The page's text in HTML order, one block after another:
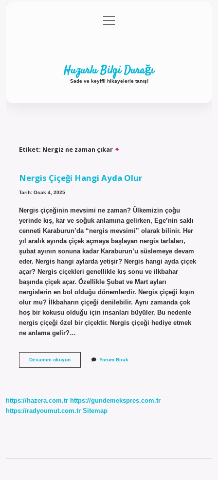
Gizlilik Politikası
menüyü
aç
Huzurlu Bilgi Durağı
Sade ve keyifli hikayelerle tanış!
Etiket: Nergiz ne zaman çıkar
Nergis Çiçeği Hangi Ayda Olur
Tarih: Ocak 4, 2025
Nergis çiçeğinin mevsimi ne zaman? Ülkemizin çoğu
yerinde kış, kar ve soğuk anlamına gelirken, Ege’nin saklı
cenneti Karaburun’da “nergis mevsimi” olarak bilinir. Her
yıl aralık ayında çiçek açmaya başlayan nergis tarlaları,
şubat ayının sonuna kadar Karaburun’u süslemeye devam
eder. Nergis hangi aylarda yetişir? Nergis hangi ayda çiçek
açar? Nergis çiçekleri genellikle kış sonu ve ilkbahar
başında çiçek açar. Özellikle Şubat ve Mart ayları
nergislerin en bol olduğu dönemlerdir. Nergis çiçeği kışın
olur mu? İlkbaharın çiçeği denilebilir. Aynı zamanda çok
hoş bir kokusu olduğu için insanları büyüler. Bu nedenle
nergis çiçeği özel bir çiçektir. Nergis çiçeği hediye etmek
ne anlama gelir?…
Devamını okuyunNergis
Yorum Bırak
https://hazera.com.tr https://gundemekspres.com.tr
https://radyoumut.com.tr Sitemap